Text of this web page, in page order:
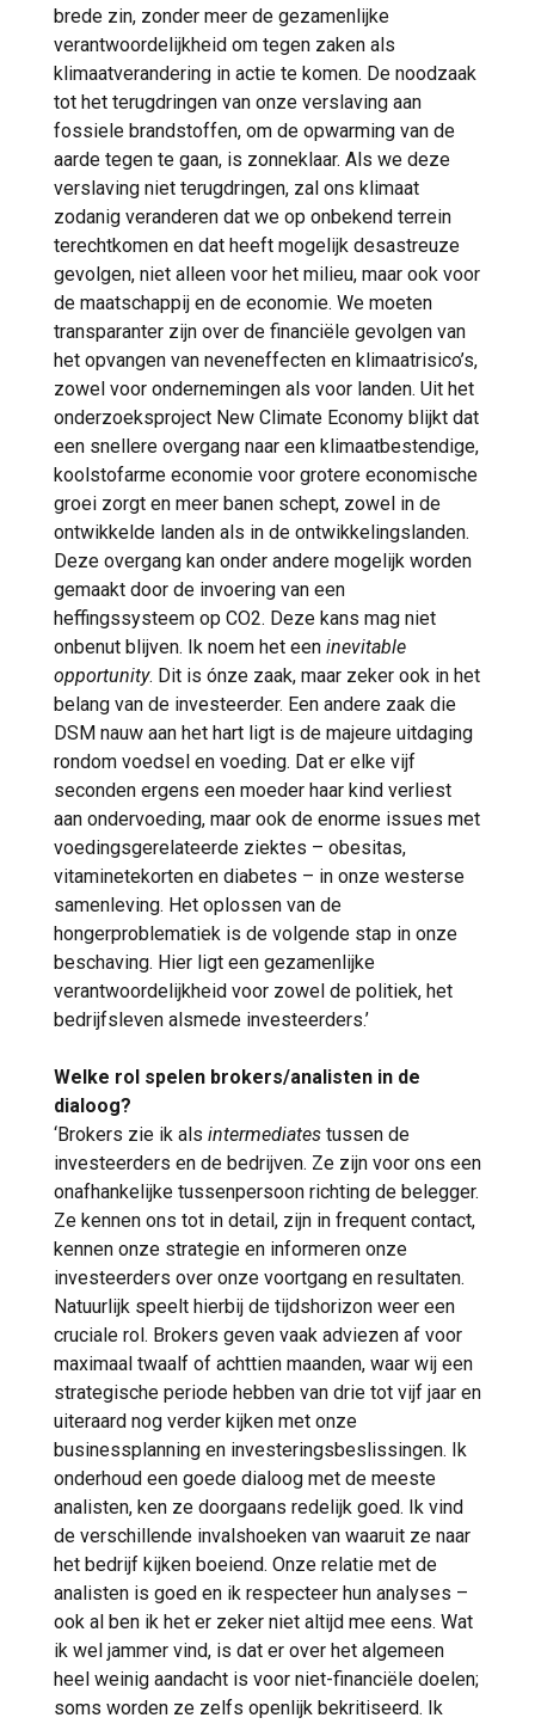
brede zin, zonder meer de gezamenlijke
verantwoordelijkheid om tegen zaken als
klimaatverandering in actie te komen. De noodzaak
tot het terugdringen van onze verslaving aan
fossiele brandstoffen, om de opwarming van de
aarde tegen te gaan, is zonneklaar. Als we deze
verslaving niet terugdringen, zal ons klimaat
zodanig veranderen dat we op onbekend terrein
terechtkomen en dat heeft mogelijk desastreuze
gevolgen, niet alleen voor het milieu, maar ook voor
de maatschappij en de economie. We moeten
transparanter zijn over de financiële gevolgen van
het opvangen van neveneffecten en klimaatrisico’s,
zowel voor ondernemingen als voor landen. Uit het
onderzoeksproject New Climate Economy blijkt dat
een snellere overgang naar een klimaatbestendige,
koolstofarme economie voor grotere economische
groei zorgt en meer banen schept, zowel in de
ontwikkelde landen als in de ontwikkelingslanden.
Deze overgang kan onder andere mogelijk worden
gemaakt door de invoering van een
heffingssysteem op CO2. Deze kans mag niet
onbenut blijven. Ik noem het een inevitable
opportunity. Dit is ónze zaak, maar zeker ook in het
belang van de investeerder. Een andere zaak die
DSM nauw aan het hart ligt is de majeure uitdaging
rondom voedsel en voeding. Dat er elke vijf
seconden ergens een moeder haar kind verliest
aan ondervoeding, maar ook de enorme issues met
voedingsgerelateerde ziektes – obesitas,
vitaminetekorten en diabetes – in onze westerse
samenleving. Het oplossen van de
hongerproblematiek is de volgende stap in onze
beschaving. Hier ligt een gezamenlijke
verantwoordelijkheid voor zowel de politiek, het
bedrijfsleven alsmede investeerders.’
Welke rol spelen brokers/analisten in de
dialoog?
‘Brokers zie ik als intermediates tussen de
investeerders en de bedrijven. Ze zijn voor ons een
onafhankelijke tussenpersoon richting de belegger.
Ze kennen ons tot in detail, zijn in frequent contact,
kennen onze strategie en informeren onze
investeerders over onze voortgang en resultaten.
Natuurlijk speelt hierbij de tijdshorizon weer een
cruciale rol. Brokers geven vaak adviezen af voor
maximaal twaalf of achttien maanden, waar wij een
strategische periode hebben van drie tot vijf jaar en
uiteraard nog verder kijken met onze
businessplanning en investeringsbeslissingen. Ik
onderhoud een goede dialoog met de meeste
analisten, ken ze doorgaans redelijk goed. Ik vind
de verschillende invalshoeken van waaruit ze naar
het bedrijf kijken boeiend. Onze relatie met de
analisten is goed en ik respecteer hun analyses –
ook al ben ik het er zeker niet altijd mee eens. Wat
ik wel jammer vind, is dat er over het algemeen
heel weinig aandacht is voor niet-financiële doelen;
soms worden ze zelfs openlijk bekritiseerd. Ik